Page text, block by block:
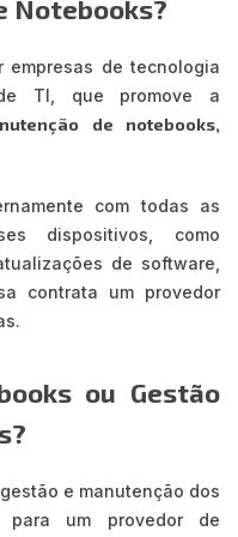
Notebooks?
empresas de tecnologia
TI, que promove a
de notebooks,
com todas as
dispositivos, como
de software,
contrata um provedor
ou Gestão
e manutenção dos
para um provedor de